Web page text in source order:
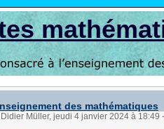
des mathématiques
Didier Müller, jeudi 4 janvier 2024 à 18:49 -